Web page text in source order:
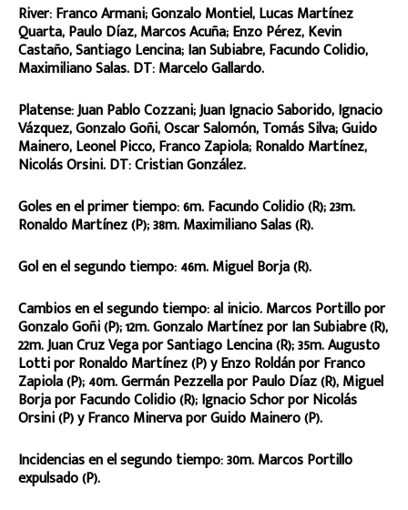
River: Franco Armani; Gonzalo Montiel, Lucas Martínez
Quarta, Paulo Díaz, Marcos Acuña; Enzo Pérez, Kevin
Castaño, Santiago Lencina; Ian Subiabre, Facundo Colidio,
Maximiliano Salas. DT: Marcelo Gallardo.
Platense: Juan Pablo Cozzani; Juan Ignacio Saborido, Ignacio
Vázquez, Gonzalo Goñi, Oscar Salomón, Tomás Silva; Guido
Mainero, Leonel Picco, Franco Zapiola; Ronaldo Martínez,
Nicolás Orsini. DT: Cristian González.
Goles en el primer tiempo: 6m. Facundo Colidio (R); 23m.
Ronaldo Martínez (P); 38m. Maximiliano Salas (R).
Gol en el segundo tiempo: 46m. Miguel Borja (R).
Cambios en el segundo tiempo: al inicio. Marcos Portillo por
Gonzalo Goñi (P); 12m. Gonzalo Martínez por Ian Subiabre (R),
22m. Juan Cruz Vega por Santiago Lencina (R); 35m. Augusto
Lotti por Ronaldo Martínez (P) y Enzo Roldán por Franco
Zapiola (P); 40m. Germán Pezzella por Paulo Díaz (R), Miguel
Borja por Facundo Colidio (R); Ignacio Schor por Nicolás
Orsini (P) y Franco Minerva por Guido Mainero (P).
Incidencias en el segundo tiempo: 30m. Marcos Portillo
expulsado (P).